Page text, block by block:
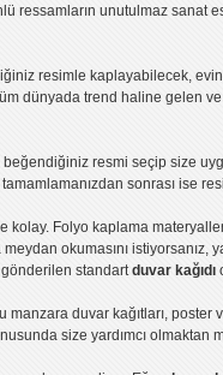
ressamların unutulmaz
resimle kaplayabilecek,
dünyada trend haline gelen
beğendiğiniz resmi seçip size
sonrası ise
kolay. Folyo kaplama
meydan okumasını istiyorsanız,
gönderilen standartduvar kağıdı
manzara duvar kağıtları, poster
size yardımcı olmaktan